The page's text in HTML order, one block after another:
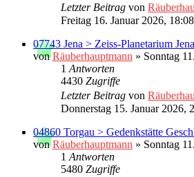
Letzter Beitrag von
Freitag 16. Januar 2026, 18:08
07743 Jena > Zeiss-Planetarium Jena
vonRäuberhauptmann » Sonntag
1 Antworten
4430 Zugriffe
Letzter Beitrag von
Donnerstag 15. Januar 2026,
04860 Torgau > Gedenkstätte
vonRäuberhauptmann » Sonntag
1 Antworten
5480 Zugriffe